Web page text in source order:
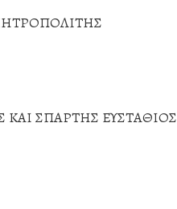
ΣΠΑΡΤΗΣ ΕΥΣΤΑΘΙΟΣ